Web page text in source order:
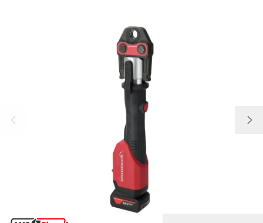
Bejelentkezés